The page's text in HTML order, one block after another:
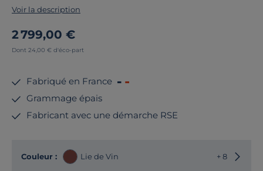
Voir la description
2 799,00 €
Dont 24,00 € d'éco-part
Fabriqué en France
Grammage épais
Fabricant avec une démarche RSE
Couleur : Lie de Vin + 8